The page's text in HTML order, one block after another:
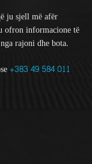
ju sjell më afër
ofron informacione të
rajoni dhe bota.
+383 49 584 011